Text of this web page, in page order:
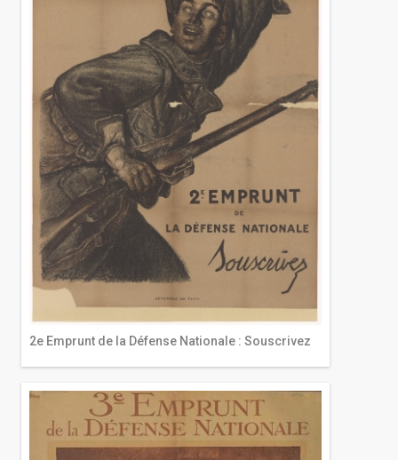
2e Emprunt de la Défense Nationale : Souscrivez